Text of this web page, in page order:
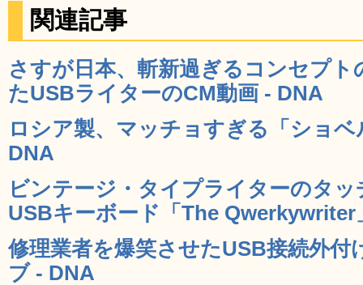
関連記事
さすが日本、斬新過ぎるコンセプ
たUSBライターのCM動画 - DNA
ロシア製、マッチョすぎる「ショ
DNA
ビンテージ・タイプライターのタ
USBキーボード「The Qwerkywriter
修理業者を爆笑させたUSB接続外
ブ - DNA